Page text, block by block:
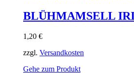
BLÜHMAMSELL
1,20 €
zzgl. Versandkosten
Gehe zum Produkt